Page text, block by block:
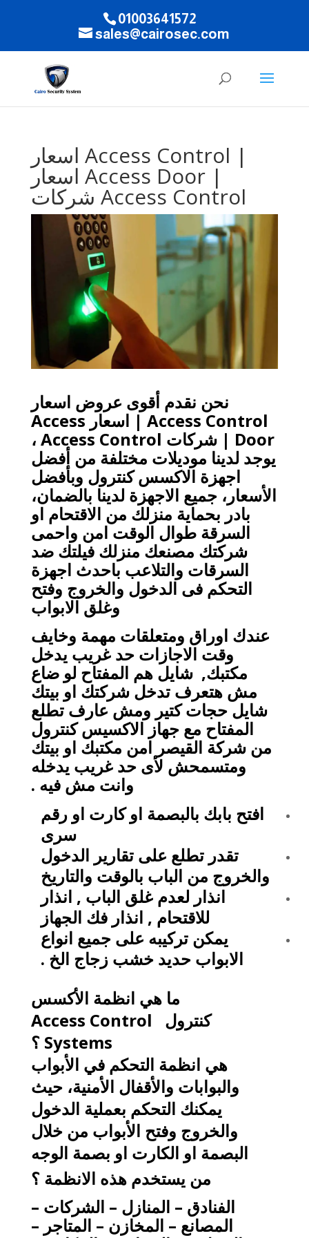
01003641572
sales@cairosec.com
اسعار Access Control |
اسعار Access Door |
شركات Access Control
نحن نقدم أقوى عروض اسعار
Access Control | اسعار Access
Door | شركات Access Control ،
يوجد لدينا موديلات مختلفة من أفضل
اجهزة الاكسس كنترول وبأفضل
الأسعار، جميع الاجهزة لدينا بالضمان،
بادر بحماية منزلك من الاقتحام او
السرقة طوال الوقت امن واحمى
شركتك مصنعك منزلك فيلتك ضد
السرقات والتلاعب باحدث اجهزة
التحكم فى الدخول والخروج وفتح
وغلق الابواب
عندك اوراق ومتعلقات مهمة وخايف
وقت الاجازات حد غريب يدخل
مكتبك, شايل هم المفتاح لو ضاع
مش هتعرف تدخل شركتك او بيتك
شايل حجات كتير ومش عارف تطلع
المفتاح مع جهاز الاكسيس كنترول
من شركة القيصر امن مكتبك او بيتك
ومتسمحش لأى حد غريب يدخله
وانت مش فيه .
افتح بابك بالبصمة او كارت او رقم
سرى
تقدر تطلع على تقارير الدخول
والخروج من الباب بالوقت والتاريخ
انذار لعدم غلق الباب , انذار
للاقتحام , انذار فك الجهاز
يمكن تركيبه على جميع انواع
الابواب حديد خشب زجاج الخ .
ما هي انظمة الأكسس
كنترول Access Control
Systems ؟
هي انظمة التحكم في الأبواب
والبوابات والأقفال الأمنية، حيث
يمكنك التحكم بعملية الدخول
والخروج وفتح الأبواب من خلال
البصمة او الكارت او بصمة الوجه
من يستخدم هذه الانظمة ؟
الفنادق – المنازل – الشركات –
المصانع – المخازن – المتاجر –